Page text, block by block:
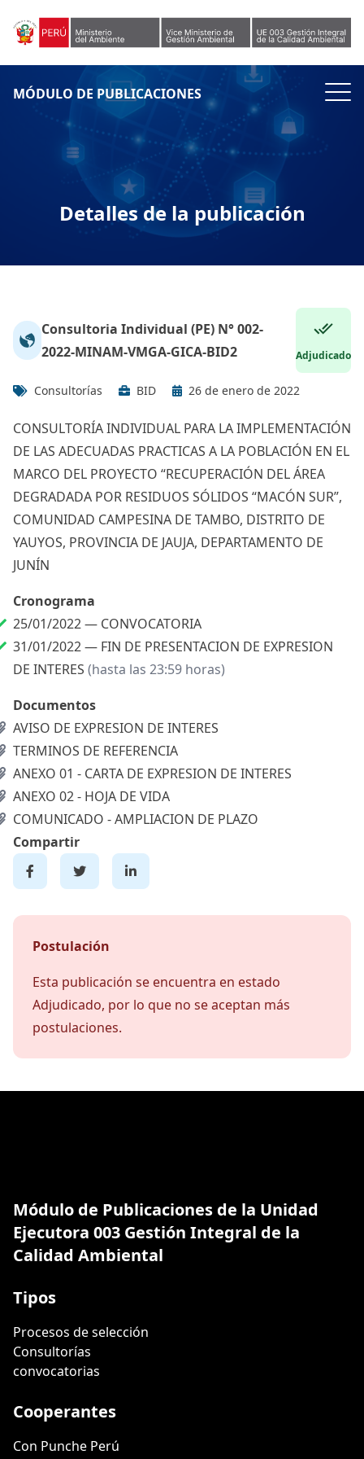
MÓDULO DE PUBLICACIONES
Detalles de la publicación
Consultoria Individual (PE) N° 002-
2022-MINAM-VMGA-GICA-BID2
Adjudicado
Consultorías BID 26 de enero de 2022
CONSULTORÍA INDIVIDUAL PARA LA IMPLEMENTACIÓN
DE LAS ADECUADAS PRACTICAS A LA POBLACIÓN EN EL
MARCO DEL PROYECTO “RECUPERACIÓN DEL ÁREA
DEGRADADA POR RESIDUOS SÓLIDOS “MACÓN SUR”,
COMUNIDAD CAMPESINA DE TAMBO, DISTRITO DE
YAUYOS, PROVINCIA DE JAUJA, DEPARTAMENTO DE
JUNÍN
Cronograma
25/01/2022 — CONVOCATORIA
31/01/2022 — FIN DE PRESENTACION DE EXPRESION
DE INTERES (hasta las 23:59 horas)
Documentos
AVISO DE EXPRESION DE INTERES
TERMINOS DE REFERENCIA
ANEXO 01 - CARTA DE EXPRESION DE INTERES
ANEXO 02 - HOJA DE VIDA
COMUNICADO - AMPLIACION DE PLAZO
Compartir
Postulación
Esta publicación se encuentra en estado
Adjudicado, por lo que no se aceptan más
postulaciones.
Módulo de Publicaciones de la Unidad
Ejecutora 003 Gestión Integral de la
Calidad Ambiental
Tipos
Procesos de selección
Consultorías
convocatorias
Cooperantes
Con Punche Perú